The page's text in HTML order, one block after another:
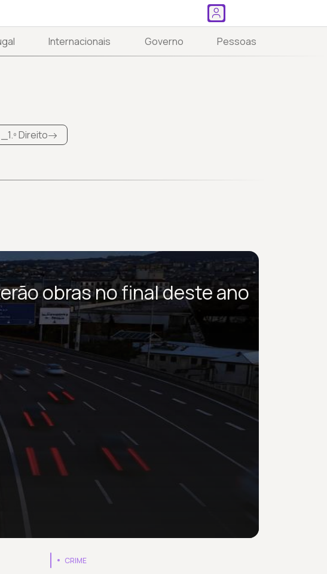
Internacionais Governo Pessoas
_1.º Direito
obras no final deste ano
CRIME